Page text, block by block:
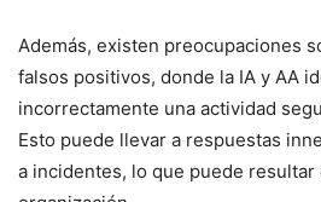
Además, existen preocupaciones
falsos positivos, donde la IA‍ y AA
incorrectamente una actividad
Esto puede ‌llevar a respuestas
a incidentes, lo que puede ⁣resultar